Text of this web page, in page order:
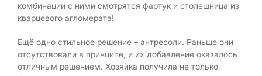
комбинации с ними смотрятся фартук и столешница из
кварцевого агломерата!
Ещё одно стильное решение – антресоли. Раньше они
отсутствовали в принципе, и их добавление оказалось
отличным решением. Хозяйка получила не только